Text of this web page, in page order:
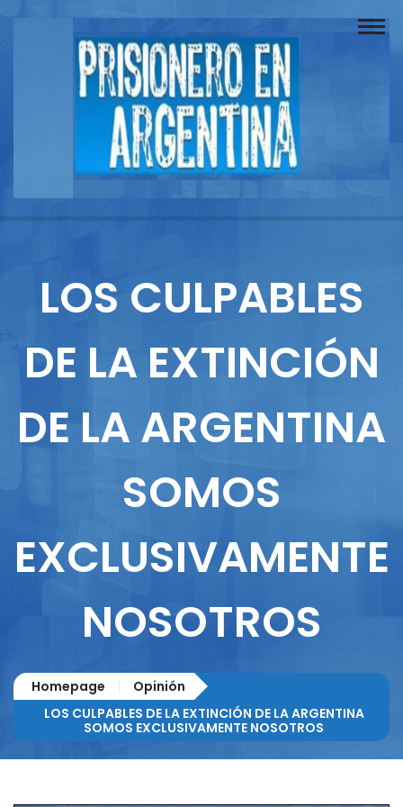
Buscador
Documentos
Reportajes
Columnistas
LOS CULPABLES
DE LA EXTINCIÓN
DE LA ARGENTINA
SOMOS
EXCLUSIVAMENTE
NOSOTROS
Homepage
Opinión
LOS CULPABLES DE LA EXTINCIÓN DE LA ARGENTINA
SOMOS EXCLUSIVAMENTE NOSOTROS